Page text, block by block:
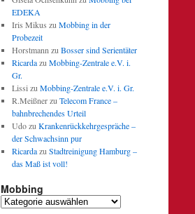
EDEKA
Iris Mikus zu Mobbing in der
Probezeit
Horstmann zu Bosser sind Serientäter
Ricardazu Mobbing-Zentrale e.V. i.
Gr.
Lissi zu Mobbing-Zentrale e.V. i. Gr.
R.Meißnerzu Telecom France –
bahnbrechendes Urteil
Udozu Krankenrückkehrgespräche –
der Schwachsinn pur
Ricardazu Stadtreinigung Hamburg –
das Maß ist voll!
Mobbing
Mobbing